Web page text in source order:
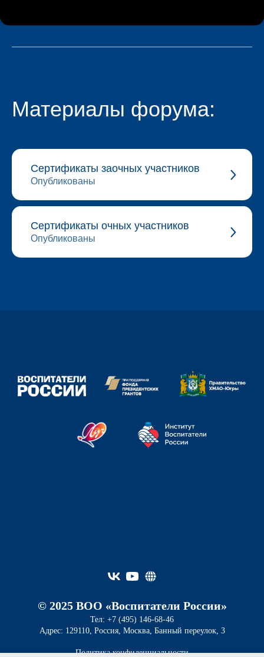
Материалы форума:
Сертификаты заочных участников
Опубликованы
Сертификаты очных участников
Опубликованы
© 2025 ВОО «Воспитатели России»
Тел: +7 (495) 146-68-46
Адрес: 129110, Россия, Москва, Банный переулок, 3
Политика конфиденциальности